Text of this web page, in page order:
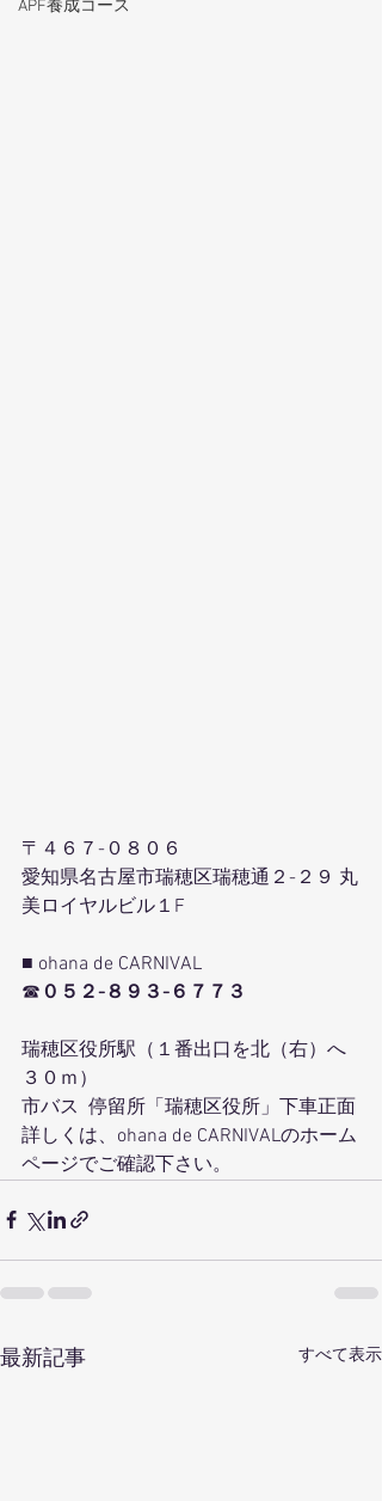
APF養成コース
〒４６７-０８０６
愛知県名古屋市瑞穂区瑞穂通２-２９ 丸
美ロイヤルビル１F
■ ohana de CARNIVAL
☎ ０５２-８９３-６７７３
瑞穂区役所駅（１番出口を北（右）へ
３０ｍ）
市バス  停留所「瑞穂区役所」下車正面
詳しくは、ohana de CARNIVALのホーム
ページでご確認下さい。
最新記事 すべて表示